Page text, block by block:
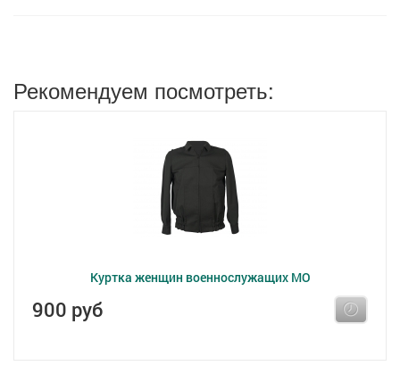
Рекомендуем посмотреть:
Куртка женщин военнослужащих МО
900 руб